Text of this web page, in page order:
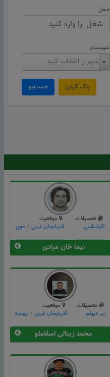
شغل
شهرستان
شهر را انتخاب کنید
جستجو پاک کردن
تحصیلات
کارشناسی
موقعیت
آذربایجان غربی/خوی
نیما خان مرادی
تحصیلات
زیر دیپلم
موقعیت
آذربایجان غربی/ ارومیه
محمد زینالی اسلاملو